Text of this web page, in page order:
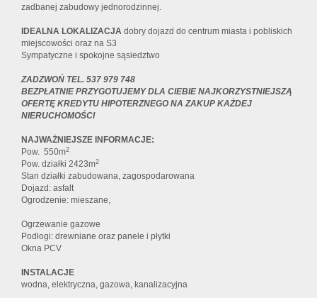
zadbanej zabudowy jednorodzinnej.
IDEALNA LOKALIZACJA dobry dojazd do centrum miasta i pobliskich
miejscowości oraz na S3
Sympatyczne i spokojne sąsiedztwo
ZADZWOŃ TEL. 537 979 748
BEZPŁATNIE PRZYGOTUJEMY DLA CIEBIE NAJKORZYSTNIEJSZĄ
OFERTĘ KREDYTU HIPOTERZNEGO NA ZAKUP KAŻDEJ
NIERUCHOMOŚCI
NAJWAŻNIEJSZE INFORMACJE:
Pow. 550m2
Pow. działki 2423m2
Stan działki zabudowana, zagospodarowana
Dojazd: asfalt
Ogrodzenie: mieszane,
Ogrzewanie gazowe
Podłogi: drewniane oraz panele i płytki
Okna PCV
INSTALACJE
wodna, elektryczna, gazowa, kanalizacyjna